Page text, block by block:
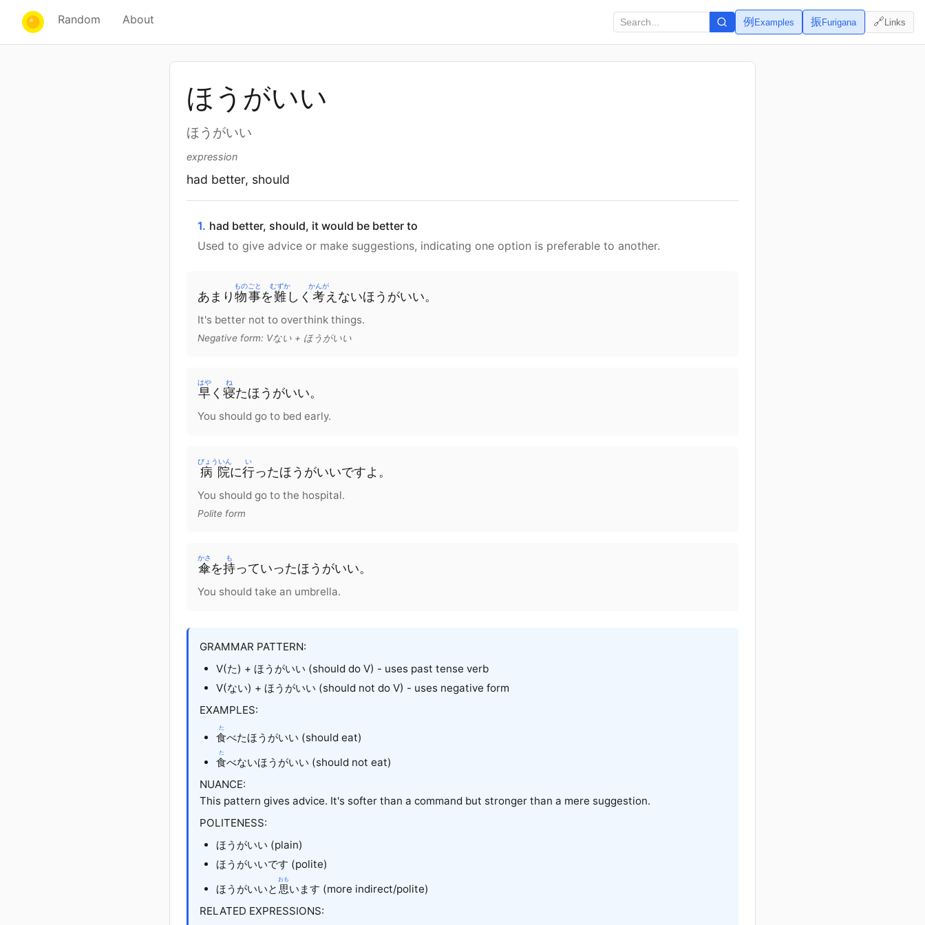
Random About 例 Examples 振Furigana 🔗Links
ほうがいい
ほうがいい
expression
had better, should
1. had better, should, it would be better to
Used to give advice or make suggestions, indicating one option is preferable to another.
あまり 物事
ものごと
を難
むずか
しく 考
かんが
えないほうがいい。
It's better not to overthink things.
Negative form: Vない + ほうがいい
早
はや
く 寝
ね
たほうがいい。
You should go to bed early.
病院
びょういん
に行
い
ったほうがいいですよ。
You should go to the hospital.
Polite form
傘
かさ
を持
も
っていったほうがいい。
You should take an umbrella.
GRAMMAR PATTERN:
V(た) + ほうがいい (should do V) - uses past tense verb
V(ない) + ほうがいい (should not do V) - uses negative form
EXAMPLES:
食
た
べたほうがいい (should eat)
食
た
べないほうがいい (should not eat)
NUANCE:
This pattern gives advice. It's softer than a command but stronger than a mere suggestion.
POLITENESS:
ほうがいい (plain)
ほうがいいです (polite)
ほうがいいと 思
おも
います (more indirect/polite)
RELATED EXPRESSIONS: